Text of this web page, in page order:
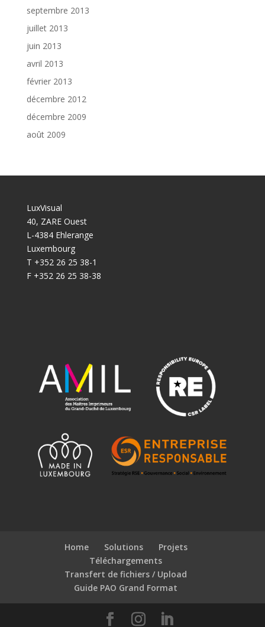
septembre 2013
juillet 2013
juin 2013
avril 2013
février 2013
décembre 2012
décembre 2009
août 2009
LuxVisual
40, ZARE Ouest
L-4384 Ehlerange
Luxembourg
T +352 26 25 38-1
F +352 26 25 38-38
Home Solutions
Projets
Téléchargements
Transfert de fichiers / Upload
Guide PAO Grand Format